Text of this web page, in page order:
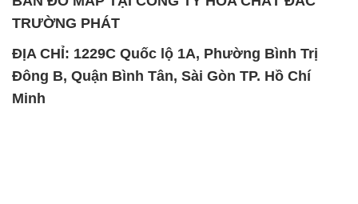
TRƯỜNG PHÁT
ĐỊA CHỈ: 1229C Quốc lộ 1A, Phường Bình Trị
Đông B, Quận Bình Tân, Sài Gòn TP. Hồ Chí
Minh